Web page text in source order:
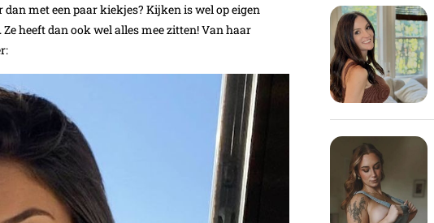
met een paar kiekjes? Kijken is wel op eigen
heeft dan ook wel alles mee zitten! Van haar